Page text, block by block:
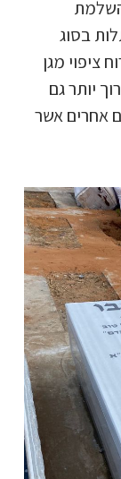
בסוג
ציפוי מגן
יותר גם
אחרים אשר